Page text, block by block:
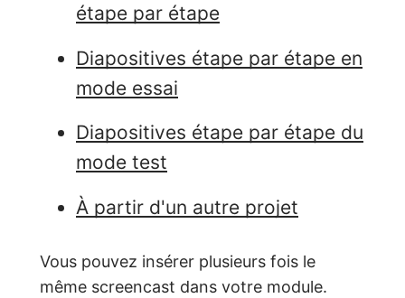
étape par étape
Diapositives étape par étape en
mode essai
Diapositives étape par étape du
mode test
À partir d'un autre projet
Vous pouvez insérer plusieurs fois le
même screencast dans votre module.